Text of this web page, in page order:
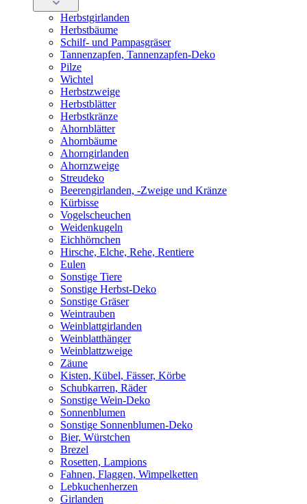
Herbstgirlanden
Herbstbäume
Schilf- und Pampasgräser
Tannenzapfen, Tannenzapfen-Deko
Pilze
Wichtel
Herbstzweige
Herbstblätter
Herbstkränze
Ahornblätter
Ahornbäume
Ahorngirlanden
Ahornzweige
Streudeko
Beerengirlanden, -Zweige und Kränze
Kürbisse
Vogelscheuchen
Weidenkugeln
Eichhörnchen
Hirsche, Elche, Rehe, Rentiere
Eulen
Sonstige Tiere
Sonstige Herbst-Deko
Sonstige Gräser
Weintrauben
Weinblattgirlanden
Weinblatthänger
Weinblattzweige
Zäune
Kisten, Kübel, Fässer, Körbe
Schubkarren, Räder
Sonstige Wein-Deko
Sonnenblumen
Sonstige Sonnenblumen-Deko
Bier, Würstchen
Brezel
Rosetten, Lampions
Fahnen, Flaggen, Wimpelketten
Lebkuchenherzen
Girlanden